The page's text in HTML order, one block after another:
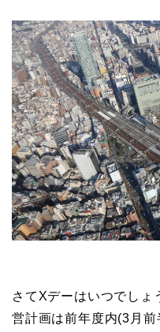
さてXデーはいつでしょ
営計画は前年度内(3月